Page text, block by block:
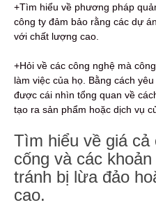
+Tìm hiểu về phương pháp
công ty đảm bảo rằng các dự
với chất lượng cao.
+Hỏi về các công nghệ mà
làm việc của họ. Bằng cách
được cái nhìn tổng quan về
tạo ra sản phẩm hoặc dịch vụ
Tìm hiểu về giá
cống và các
tránh bị lừa đảo
cao.